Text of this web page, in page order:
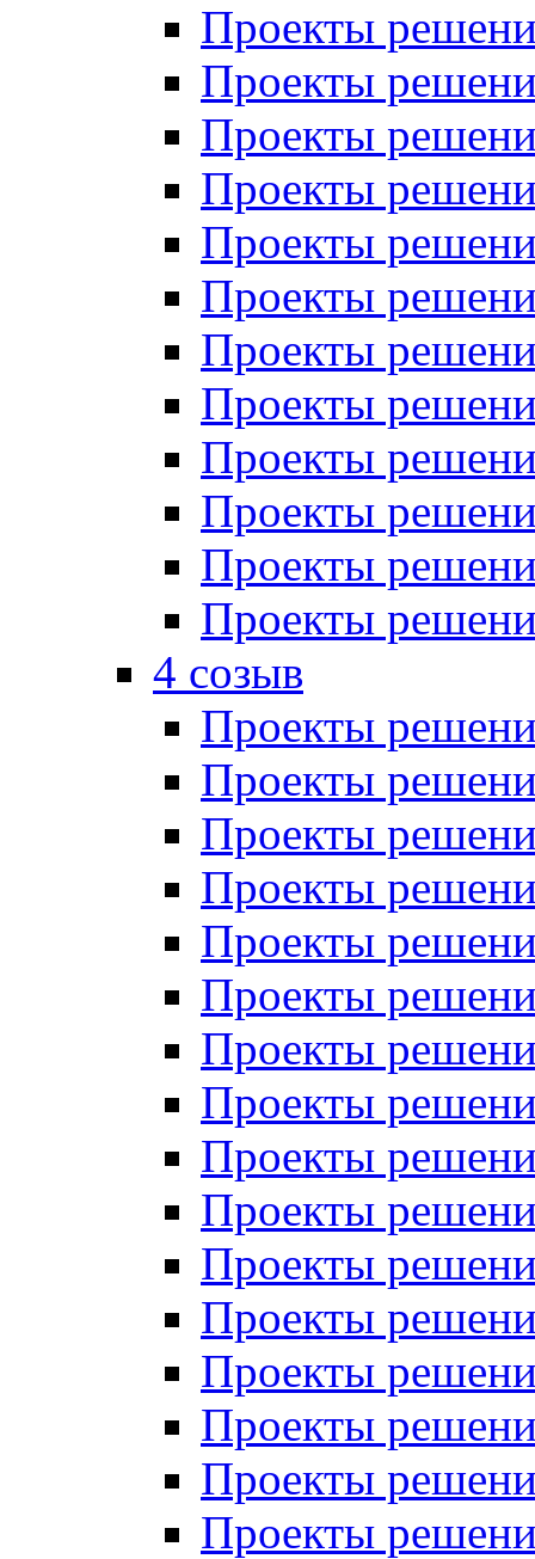
Проекты
Проекты
Проекты
Проекты
Проекты
Проекты
Проекты
Проекты
Проекты
Проекты
Проекты
Проекты
4 созыв
Проекты
Проекты
Проекты
Проекты
Проекты
Проекты
Проекты
Проекты
Проекты
Проекты
Проекты
Проекты
Проекты
Проекты
Проекты
Проекты